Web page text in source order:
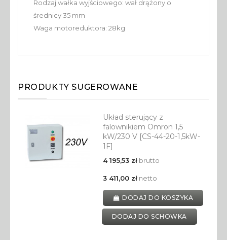
Rodzaj wałka wyjściowego: wał drążony o
średnicy 35 mm
Waga motoreduktora: 28kg
PRODUKTY SUGEROWANE
Układ sterujący z
falownikiem Omron 1,5
kW/230 V [CS-44-20-1,5kW-
1F]
4 195,53 złbrutto
3 411,00 złnetto
DODAJ DO KOSZYKA
DODAJ DO SCHOWKA